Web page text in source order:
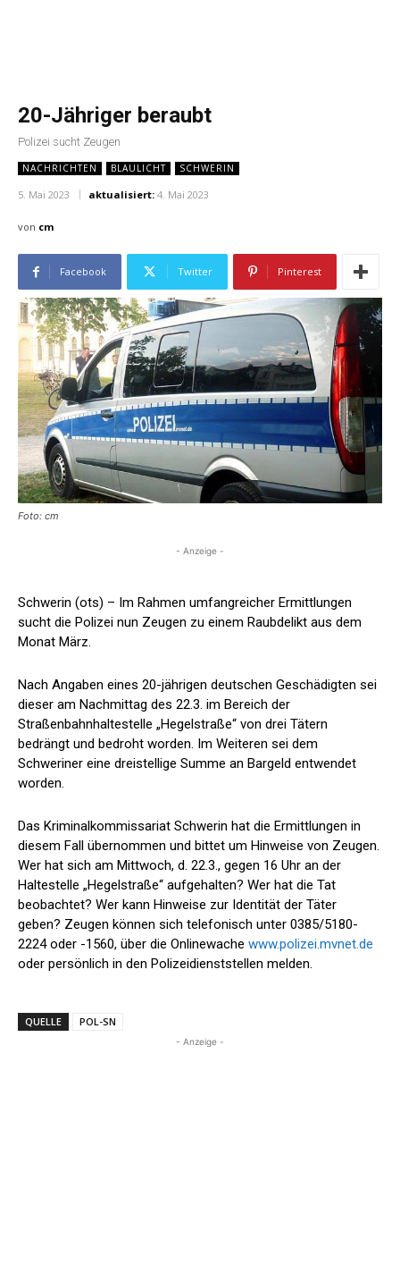
20-Jähriger beraubt
Polizei sucht Zeugen
NACHRICHTEN BLAULICHT SCHWERIN
5. Mai 2023 aktualisiert: 4. Mai 2023
von cm
Facebook Twitter Pinterest
Foto: cm
- Anzeige -
Schwerin (ots) – Im Rahmen umfangreicher Ermittlungen
sucht die Polizei nun Zeugen zu einem Raubdelikt aus dem
Monat März.
Nach Angaben eines 20-jährigen deutschen Geschädigten sei
dieser am Nachmittag des 22.3. im Bereich der
Straßenbahnhaltestelle „Hegelstraße“ von drei Tätern
bedrängt und bedroht worden. Im Weiteren sei dem
Schweriner eine dreistellige Summe an Bargeld entwendet
worden.
Das Kriminalkommissariat Schwerin hat die Ermittlungen in
diesem Fall übernommen und bittet um Hinweise von Zeugen.
Wer hat sich am Mittwoch, d. 22.3., gegen 16 Uhr an der
Haltestelle „Hegelstraße“ aufgehalten? Wer hat die Tat
beobachtet? Wer kann Hinweise zur Identität der Täter
geben? Zeugen können sich telefonisch unter 0385/5180-
2224 oder -1560, über die Onlinewache www.polizei.mvnet.de
oder persönlich in den Polizeidienststellen melden.
QUELLE POL-SN
- Anzeige -